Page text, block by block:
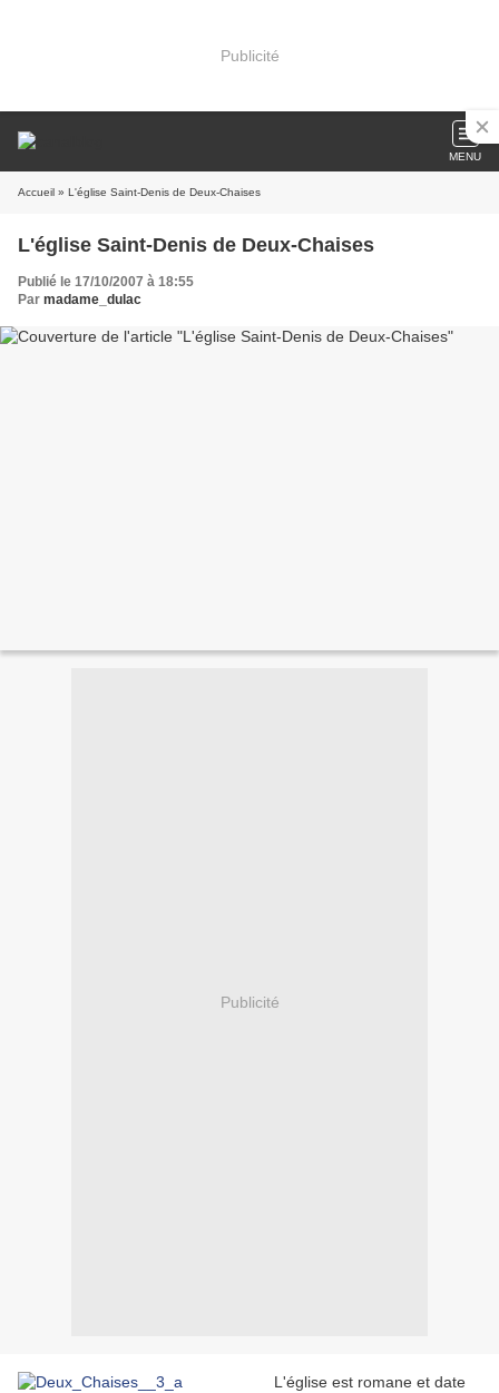
Publicité
MENU
Accueil » L'église Saint-Denis de Deux-Chaises
L'église Saint-Denis de Deux-Chaises
Publié le 17/10/2007 à 18:55
Par madame_dulac
Publicité
L'église est romane et date